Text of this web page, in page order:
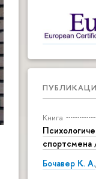
Книга
Бочавер К. А.